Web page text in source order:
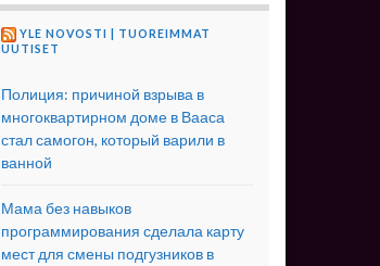
YLE NOVOSTI | TUOREIMMAT
UUTISET
Полиция: причиной взрыва в
многоквартирном доме в Вааса
стал самогон, который варили в
ванной
Мама без навыков
программирования сделала карту
мест для смены подгузников в